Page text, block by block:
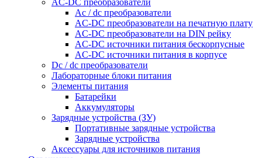
Ac / dc преобразователи
AC-DC преобразователи на печатную плату
AC-DC преобразователи на DIN рейку
AC-DC источники питания бескорпусные
AC-DC источники питания в корпусе
Dc / dc преобразователи
Лабораторные блоки питания
Элементы питания
Батарейки
Аккумуляторы
Зарядные устройства (ЗУ)
Портативные зарядные устройства
Зарядные устройства
Аксессуары для источников питания